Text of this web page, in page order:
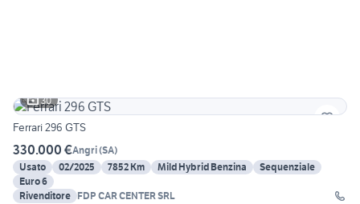
30
Ferrari 296 GTS
330.000 €Angri(SA)
Usato
02/2025 7852 Km Mild Hybrid Benzina
Sequenziale
Euro 6
Rivenditore FDP CAR CENTER SRL